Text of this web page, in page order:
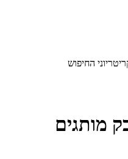
החיפוש
מותגים